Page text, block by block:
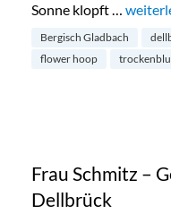
Sonne klopft …
Bergisch Gladbach
flower hoop
Frau Schmitz –
Dellbrück